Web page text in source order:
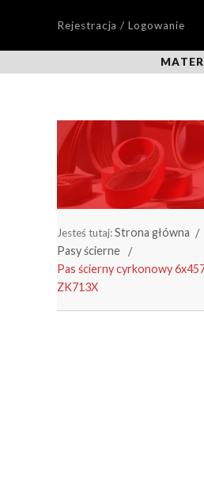
Rejestracja / Logowanie
Jesteś tutaj:Strona główna
Pasy ścierne
Pas ścierny cyrkonowy
ZK713X